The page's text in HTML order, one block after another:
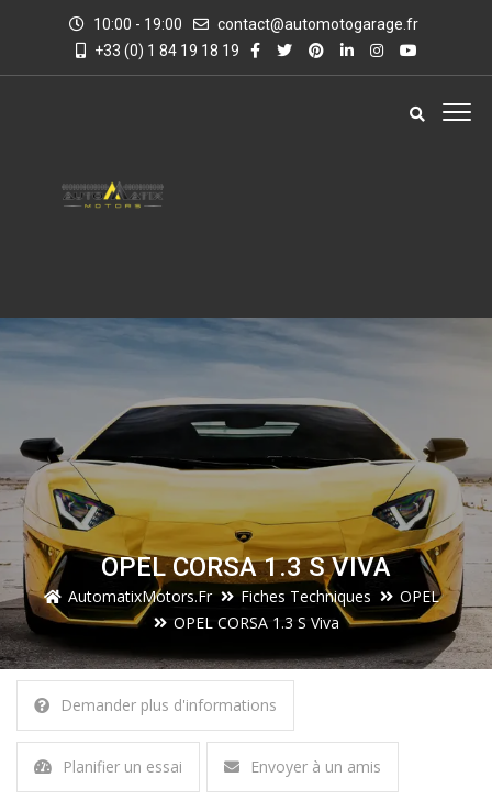
10:00 - 19:00
contact@automotogarage.fr
+33 (0) 1 84 19 18 19
OPEL CORSA 1.3 S VIVA
AutomatixMotors.fr Fiches Techniques
OPEL
OPEL CORSA 1.3 S Viva
Demander plus d'informations
Planifier un essai Envoyer à un amis